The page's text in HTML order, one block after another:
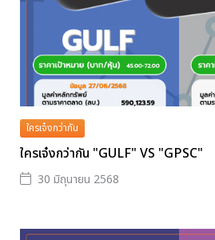
ใครเจ๋งกว่ากัน
ใครเจ๋งกว่ากัน "GULF" VS "GPSC"
30 มิถุนายน 2568